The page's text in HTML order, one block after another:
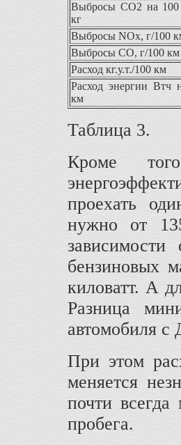
Выбросы СО2 на
кг
Выбросы NOx, г/100
Выбросы CO, г/100 км
Расход кг.у.т./100 км
Расход энергии Втч
км
Таблица 3.
Кроме
проехать
нужно от
бензиновых
киловатт. А
Разница
автомобиля
При этом
меняется
почти
пробега.